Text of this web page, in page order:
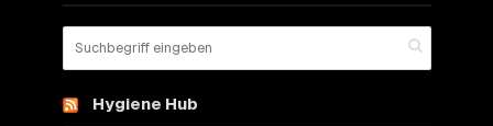
Hygiene Hub